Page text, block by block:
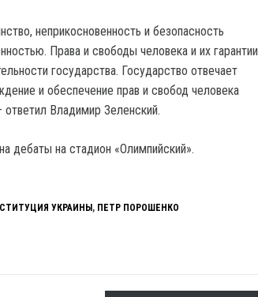
неприкосновенность и безопасность
Права и свободы человека и их гарантии
государства. Государство отвечает
и обеспечение прав и свобод человека
ответил Владимир Зеленский.
дебаты на стадион «Олимпийский».
УКРАИНЫ , ПЕТР ПОРОШЕНКО